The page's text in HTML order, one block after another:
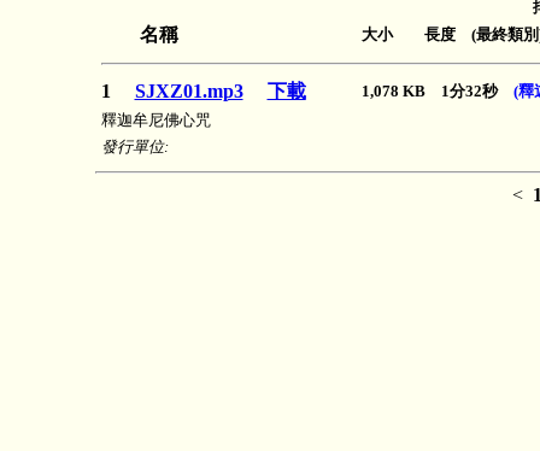
名稱 大小 長度 (最終類別
1 SJXZ01.mp3 下載 1,078 KB 1分32秒 (釋
釋迦牟尼佛心咒
發行單位:
<